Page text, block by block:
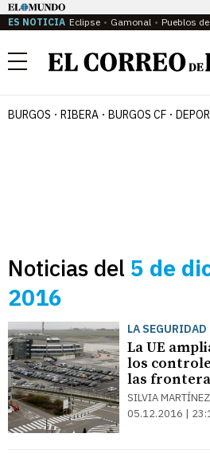
ES NOTICIA Eclipse Gamonal Pueblos
Menú
BURGOS RIBERA BURGOS CF
Noticias del 5 de
2016
LA SEGURIDAD
La UE
los
las
SILVIA
05.12.2016 |